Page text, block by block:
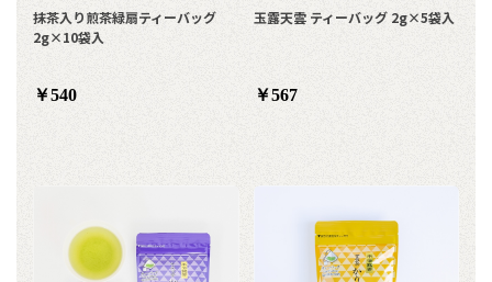
抹茶入り煎茶緑扇ティーバッグ
2g×10袋入
￥540
玉露天雲 ティーバッグ 2g×5袋入
￥567